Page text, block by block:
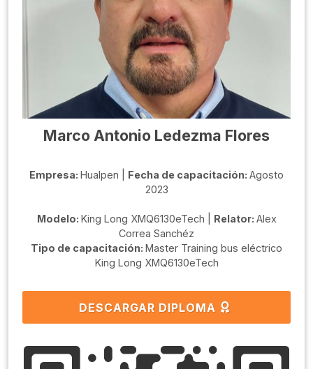
Marco Antonio Ledezma Flores
Empresa: Hualpen | Fecha de capacitación: Agosto
2023
Modelo: King Long XMQ6130eTech | Relator: Alex
Correa Sanchéz
Tipo de capacitación: Master Training bus eléctrico
King Long XMQ6130eTech
DESCARGAR DIPLOMA